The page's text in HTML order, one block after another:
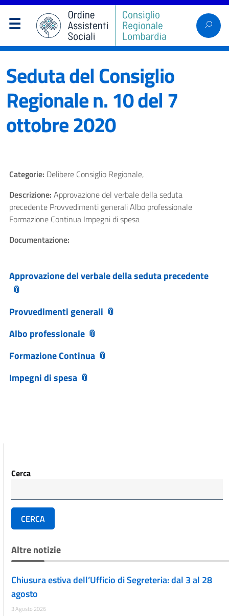
Seduta del Consiglio
Regionale n. 10 del 7
ottobre 2020
Categorie: Delibere Consiglio Regionale,
Descrizione: Approvazione del verbale della seduta
precedente Provvedimenti generali Albo professionale
Formazione Continua Impegni di spesa
Documentazione:
Approvazione del verbale della seduta precedente
Provvedimenti generali
Albo professionale
Formazione Continua
Impegni di spesa
Cerca
CERCA
Altre notizie
Chiusura estiva dell’Ufficio di Segreteria: dal 3 al 28
agosto
3 Agosto 2026